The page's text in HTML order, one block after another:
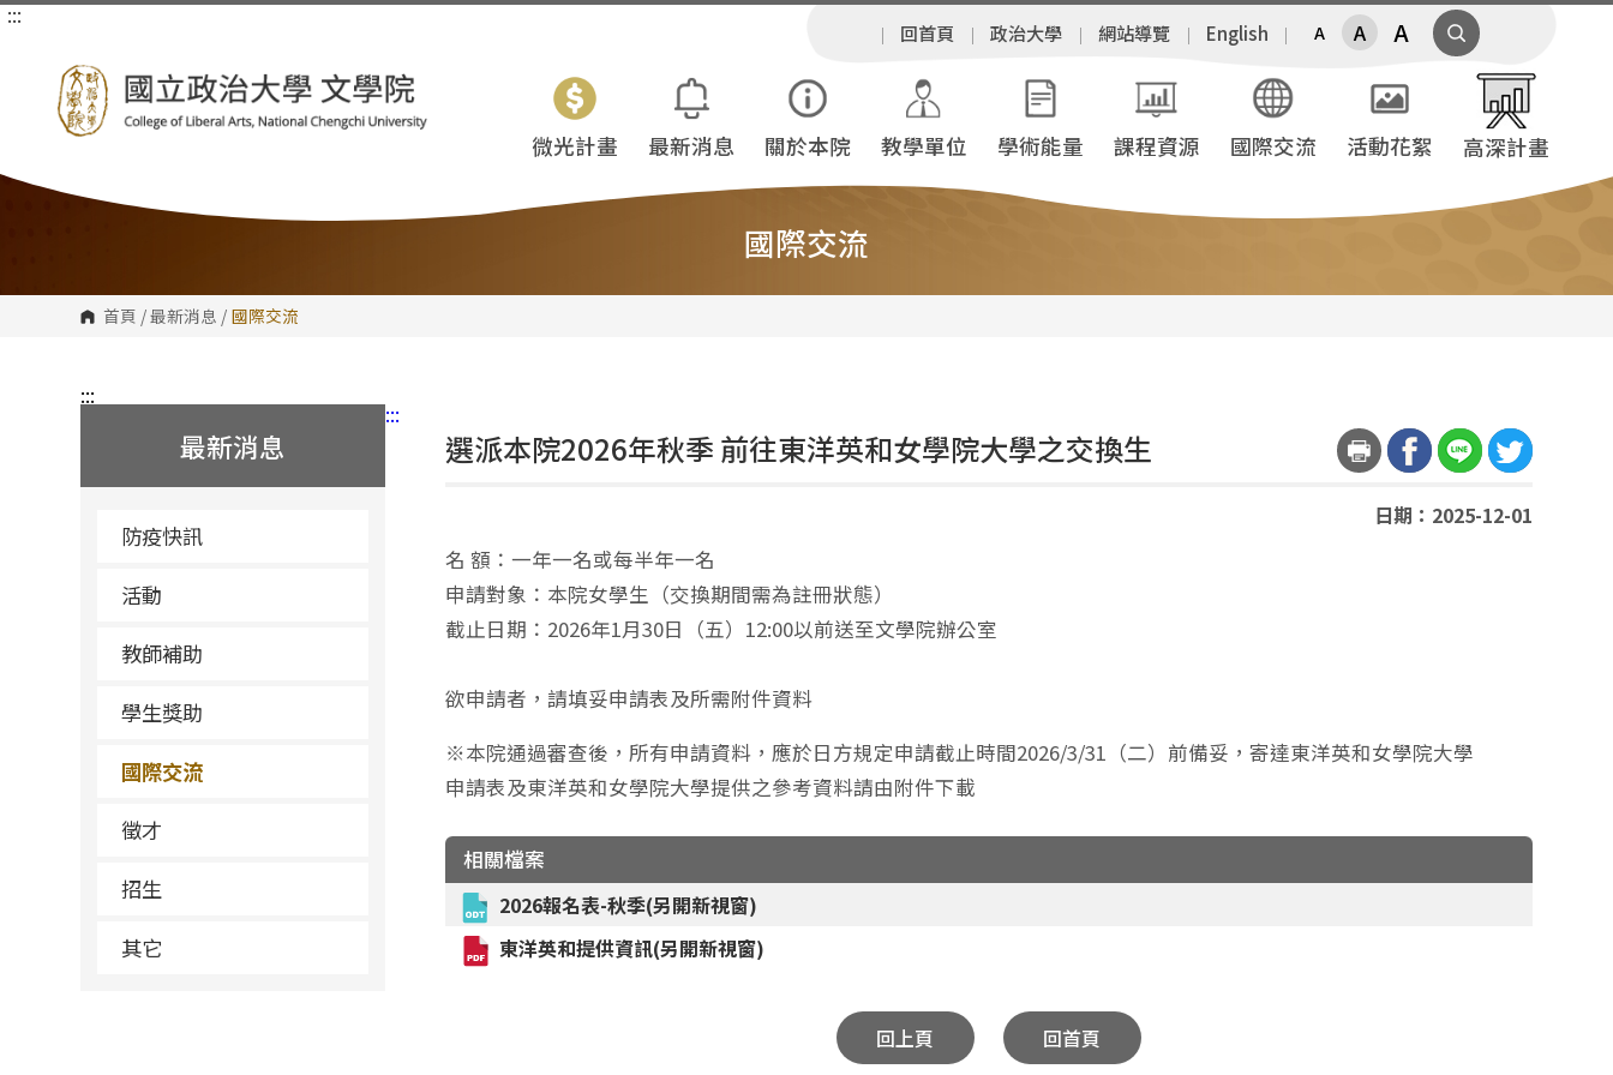
跳
:::
回首頁 政治大學 網站導覽 English A A A
微光計畫 最新消息 關於本院 教學單位 學術能量 課程資源 國際交流 活動花絮 高深計畫
國際交流
首頁 /最新消息 / 國際交流
:::
最新消息
防疫快訊
活動
教師補助
學生獎助
國際交流
徵才
招生
其它
:::
選派本院2026年秋季 前往東洋英和女學院大學之交換生
日期：2025-12-01
名 額：一年一名或每半年一名
申請對象：本院女學生（交換期間需為註冊狀態）
截止日期：2026年1月30日（五）12:00以前送至文學院辦公室
欲申請者，請填妥申請表及所需附件資料
※本院通過審查後，所有申請資料，應於日方規定申請截止時間2026/3/31（二）前備妥，寄達東洋英和女學院大學
申請表及東洋英和女學院大學提供之參考資料請由附件下載
相關檔案
2026報名表-秋季(另開新視窗)
東洋英和提供資訊(另開新視窗)
回上頁 回首頁